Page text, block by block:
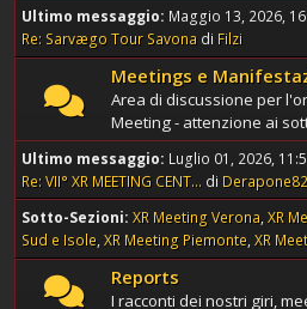
Ultimo messaggio: Maggio 13, 2026,
Re: Sarvægo Tour Savona di Filzi
Meetings e
Area di discussione per
Meeting - attenzione ai
Ultimo messaggio: Luglio 01, 2026,
Re: VII° XR MEETING CENT... di Derapone82
Sotto-Sezioni XR Meeting Verona XR
Sud e Isole XR Meeting Piemonte XR
Reports
I racconti dei nostri giri,